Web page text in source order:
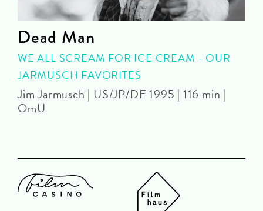
Dead Man
WE ALL SCREAM FOR ICE CREAM - OUR
JARMUSCH FAVORITES
Jim Jarmusch | US/JP/DE 1995 | 116 min |
OmU